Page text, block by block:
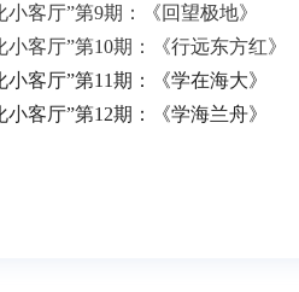
小客厅”第9期：《回望极地》
小客厅”第10期：《行远东方红》
小客厅”第11期：《学在海大》
小客厅”第12期：《学海兰舟》